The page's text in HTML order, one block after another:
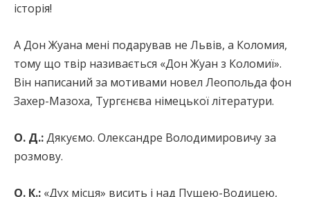
історія!
А Дон Жуана мені подарував не Львів, а Коломия,
тому що твір називається «Дон Жуан з Коломиї».
Він написаний за мотивами новел Леопольда фон
Захер-Мазоха, Тургєнєва німецької літератури.
О. Д.:Дякуємо. Олександре Володимировичу за
розмову.
О. К.: «Дух місця» висить і над Пущею-Водицею,